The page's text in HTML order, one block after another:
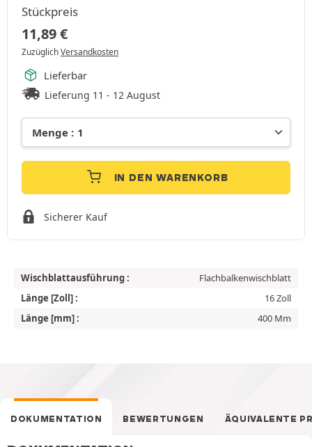
Stückpreis
11,89€
ZuzüglichVersandkosten
Lieferbar
Lieferung 11 - 12 August
IN DEN WARENKORB
Sicherer Kauf
Wischblattausführung :
Flachbalkenwischblatt
Länge [Zoll] :
16 Zoll
Länge [mm] :
400 Mm
DOKUMENTATION BEWERTUNGEN ÄQUIVALENTE